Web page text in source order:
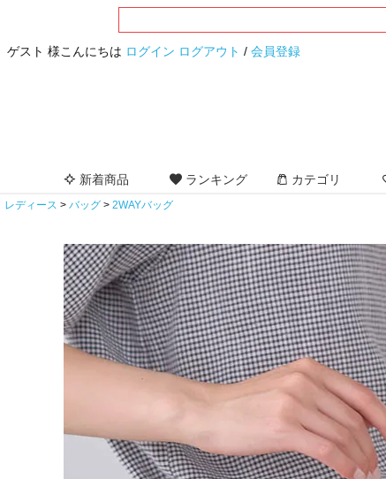
ゲスト 様こんにちは ログイン ログアウト / 会員登録
新着商品 ランキング カテゴリ
レディース バッグ 2WAYバッグ